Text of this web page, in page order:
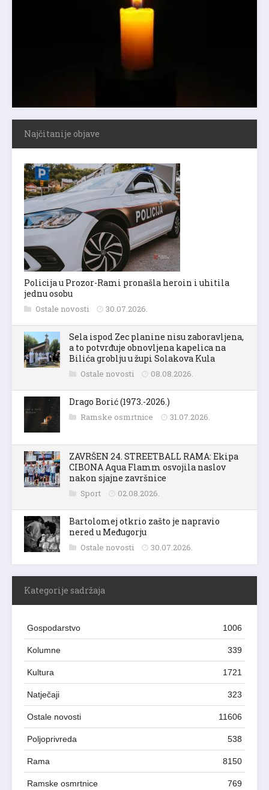
Najčitanije objave
Policija u Prozor-Rami pronašla heroin i uhitila
jednu osobu
Ostale novosti 30.07.2026.
Sela ispod Zec planine nisu zaboravljena,
a to potvrđuje obnovljena kapelica na
Bilića groblju u župi Solakova Kula
Ostale novosti 08.08.2026.
Drago Borić (1973.-2026.)
Ramske osmrtnice 31.07.2026.
ZAVRŠEN 24. STREETBALL RAMA: Ekipa
CIBONA Aqua Flamm osvojila naslov
nakon sjajne završnice
Sport 02.08.2026.
Bartolomej otkrio zašto je napravio
nered u Međugorju
Ostale novosti 30.07.2026.
Kategorije sadržaja
Gospodarstvo 1006
Kolumne 339
Kultura 1721
Natječaji 323
Ostale novosti 11606
Poljoprivreda 538
Rama 8150
Ramske osmrtnice 769